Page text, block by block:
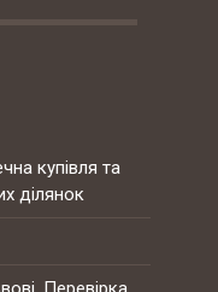
купівля та
ділянок